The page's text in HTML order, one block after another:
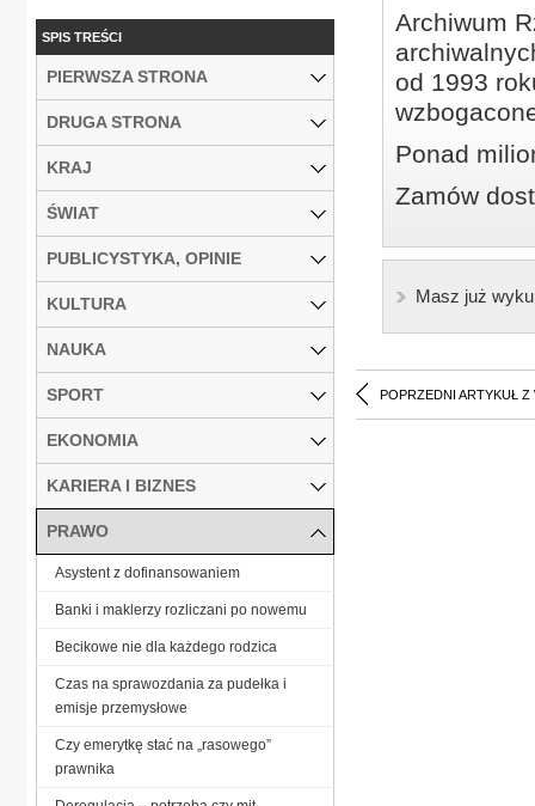
Archiwum
od 1993
Ponad
Zamów
Masz już
POPRZEDNI ARTYKUŁ Z
SPIS TREŚCI
PIERWSZA STRONA
DRUGA STRONA
KRAJ
ŚWIAT
PUBLICYSTYKA, OPINIE
KULTURA
NAUKA
SPORT
EKONOMIA
KARIERA I BIZNES
PRAWO
Asystent z dofinansowaniem
Banki i maklerzy rozliczani po nowemu
Becikowe nie dla każdego rodzica
Czas na sprawozdania za pudełka i
emisje przemysłowe
Czy emerytkę stać na „rasowego”
prawnika